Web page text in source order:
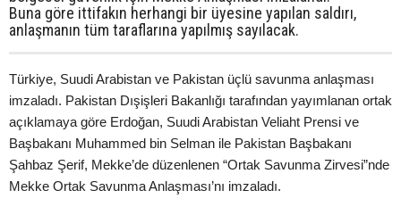
Buna göre ittifakın herhangi bir üyesine yapılan saldırı,
anlaşmanın tüm taraflarına yapılmış sayılacak.
Türkiye, Suudi Arabistan ve Pakistan üçlü savunma anlaşması
imzaladı. Pakistan Dışişleri Bakanlığı tarafından yayımlanan ortak
açıklamaya göre Erdoğan, Suudi Arabistan Veliaht Prensi ve
Başbakanı Muhammed bin Selman ile Pakistan Başbakanı
Şahbaz Şerif, Mekke’de düzenlenen “Ortak Savunma Zirvesi”nde
Mekke Ortak Savunma Anlaşması’nı imzaladı.